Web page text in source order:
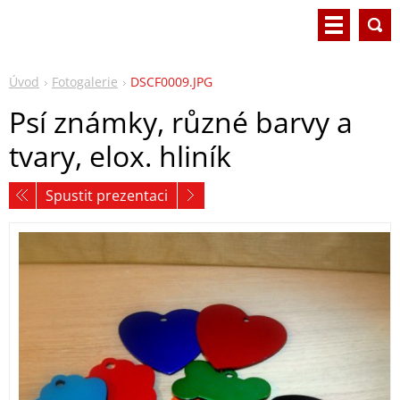
Úvod Fotogalerie DSCF0009.JPG
Psí známky, různé barvy a
tvary, elox. hliník
Spustit prezentaci